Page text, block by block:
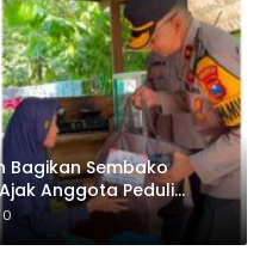
Bagikan Sembako
Anggota Peduli
0